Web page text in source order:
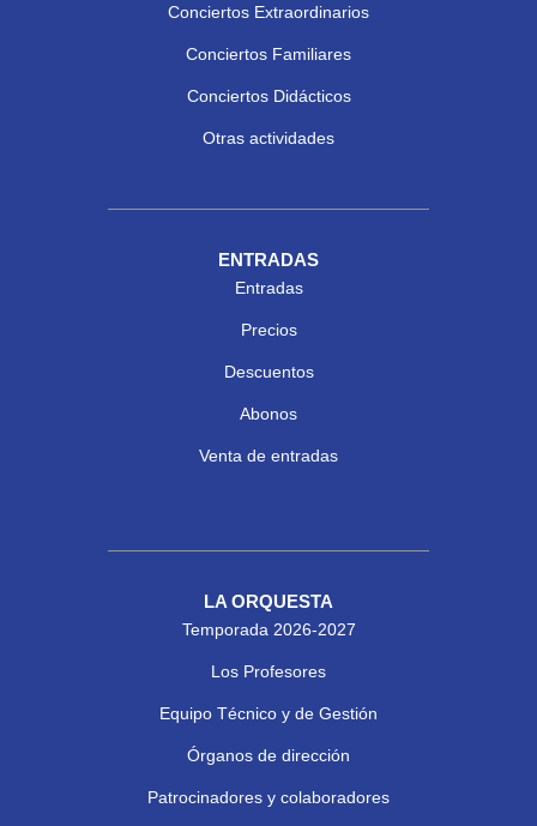
Conciertos Extraordinarios
Conciertos Familiares
Conciertos Didácticos
Otras actividades
ENTRADAS
Entradas
Precios
Descuentos
Abonos
Venta de entradas
LA ORQUESTA
Temporada 2026-2027
Los Profesores
Equipo Técnico y de Gestión
Órganos de dirección
Patrocinadores y colaboradores